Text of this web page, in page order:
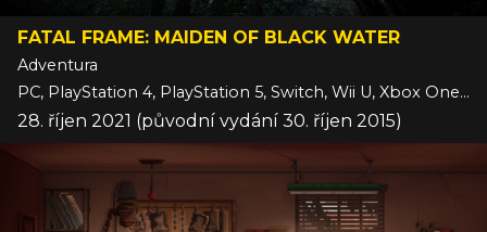
FATAL FRAME: MAIDEN OF BLACK WATER
Adventura
PC, PlayStation 4, PlayStation 5, Switch, Wii U, Xbox One, Xbox Series
28. říjen 2021 (původní vydání 30. říjen 2015)